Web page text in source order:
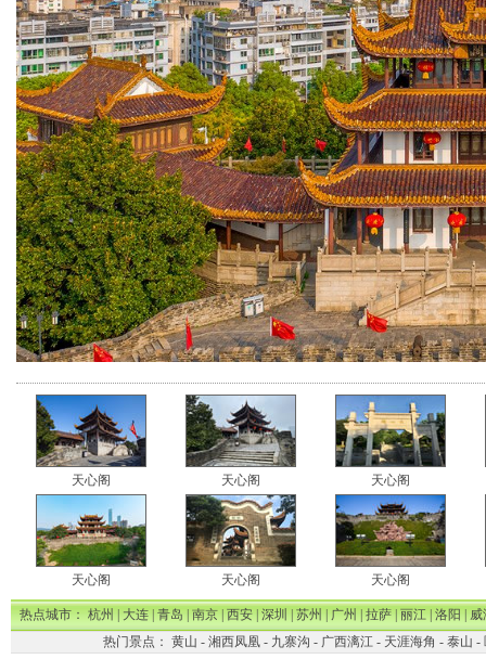
天心阁 天心阁 天心阁
天心阁 天心阁 天心阁
热点城市：杭州|大连|青岛|南京|西安|深圳|苏州|广州|拉萨|丽江|洛阳|威
热门景点： 黄山 - 湘西凤凰- 九寨沟 - 广西漓江- 天涯海角 - 泰山 -